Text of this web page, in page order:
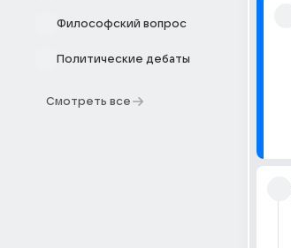
Философский вопрос
Политические дебаты
Смотреть все